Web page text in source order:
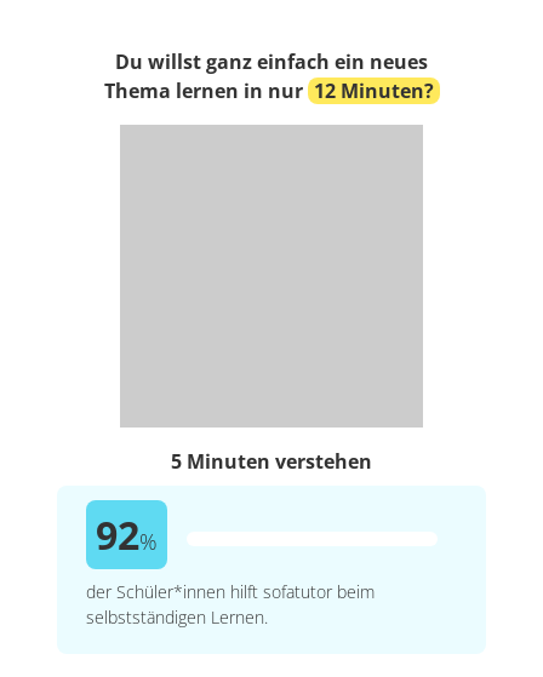
Du willst ganz einfach ein neues
Thema lernen in nur 12 Minuten?
5 Minuten verstehen
92%
der Schüler*innen hilft sofatutor beim
selbstständigen Lernen.